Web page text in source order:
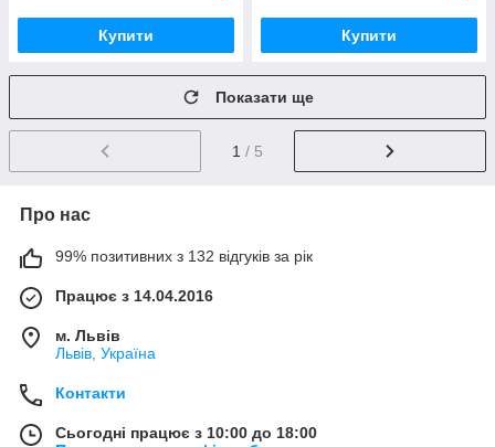
Купити Купити
Показати ще
1 / 5
Про нас
99% позитивних з 132 відгуків за рік
Працює з 14.04.2016
м. Львів
Львів, Україна
Контакти
Сьогодні працює з 10:00 до 18:00